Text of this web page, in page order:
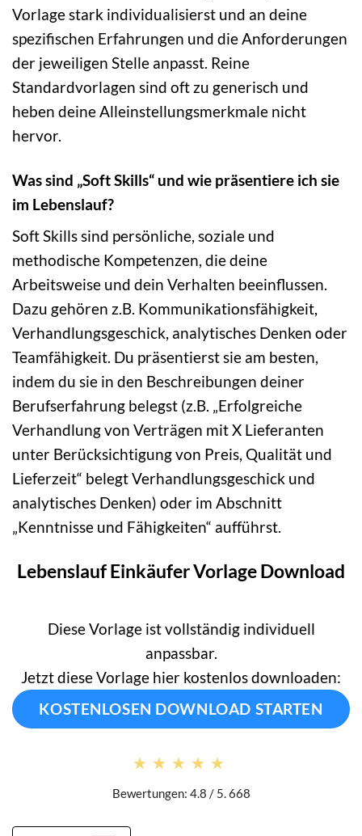
Vorlage stark individualisierst und an deine
spezifischen Erfahrungen und die Anforderungen
der jeweiligen Stelle anpasst. Reine
Standardvorlagen sind oft zu generisch und
heben deine Alleinstellungsmerkmale nicht
hervor.
Was sind „Soft Skills“ und wie präsentiere ich sie
im Lebenslauf?
Soft Skills sind persönliche, soziale und
methodische Kompetenzen, die deine
Arbeitsweise und dein Verhalten beeinflussen.
Dazu gehören z.B. Kommunikationsfähigkeit,
Verhandlungsgeschick, analytisches Denken oder
Teamfähigkeit. Du präsentierst sie am besten,
indem du sie in den Beschreibungen deiner
Berufserfahrung belegst (z.B. „Erfolgreiche
Verhandlung von Verträgen mit X Lieferanten
unter Berücksichtigung von Preis, Qualität und
Lieferzeit“ belegt Verhandlungsgeschick und
analytisches Denken) oder im Abschnitt
„Kenntnisse und Fähigkeiten“ aufführst.
Lebenslauf Einkäufer Vorlage Download
Diese Vorlage ist vollständig individuell
anpassbar.
Jetzt diese Vorlage hier kostenlos downloaden:
KOSTENLOSEN DOWNLOAD STARTEN
★★★★★
★★★★★
Bewertungen: 4.8 / 5. 668